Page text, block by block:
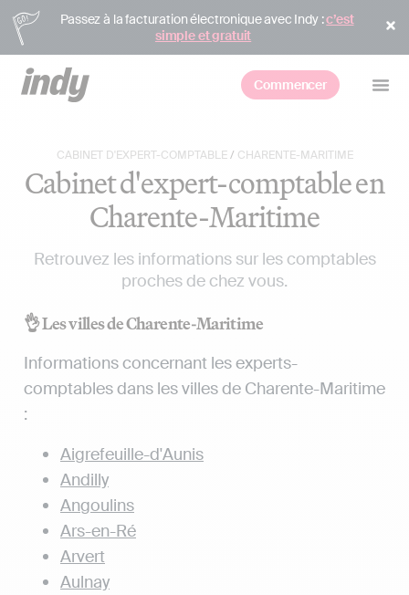
Passez à la facturation électronique avec Indy :c’est
simple et gratuit
Commencer
CABINET D'EXPERT-COMPTABLE / CHARENTE-MARITIME
Cabinet d'expert-comptable en
Charente-Maritime
Retrouvez les informations sur les comptables
proches de chez vous.
👌 Les villes de Charente-Maritime
Informations concernant les experts-
comptables dans les villes de Charente-Maritime
:
Aigrefeuille-d'Aunis
Andilly
Angoulins
Ars-en-Ré
Arvert
Aulnay